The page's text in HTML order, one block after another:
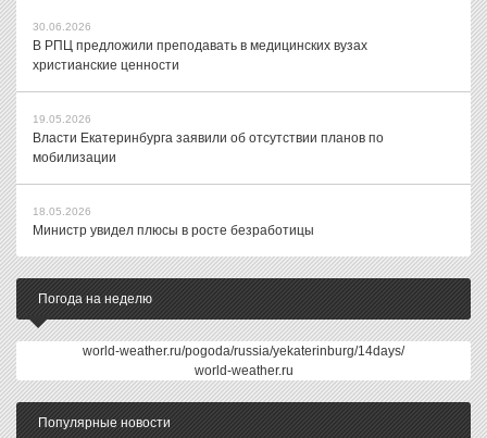
30.06.2026
В РПЦ предложили преподавать в медицинских вузах
христианские ценности
19.05.2026
Власти Екатеринбурга заявили об отсутствии планов по
мобилизации
18.05.2026
Министр увидел плюсы в росте безработицы
Погода на неделю
world-weather.ru/pogoda/russia/yekaterinburg/14days/
world-weather.ru
Популярные новости